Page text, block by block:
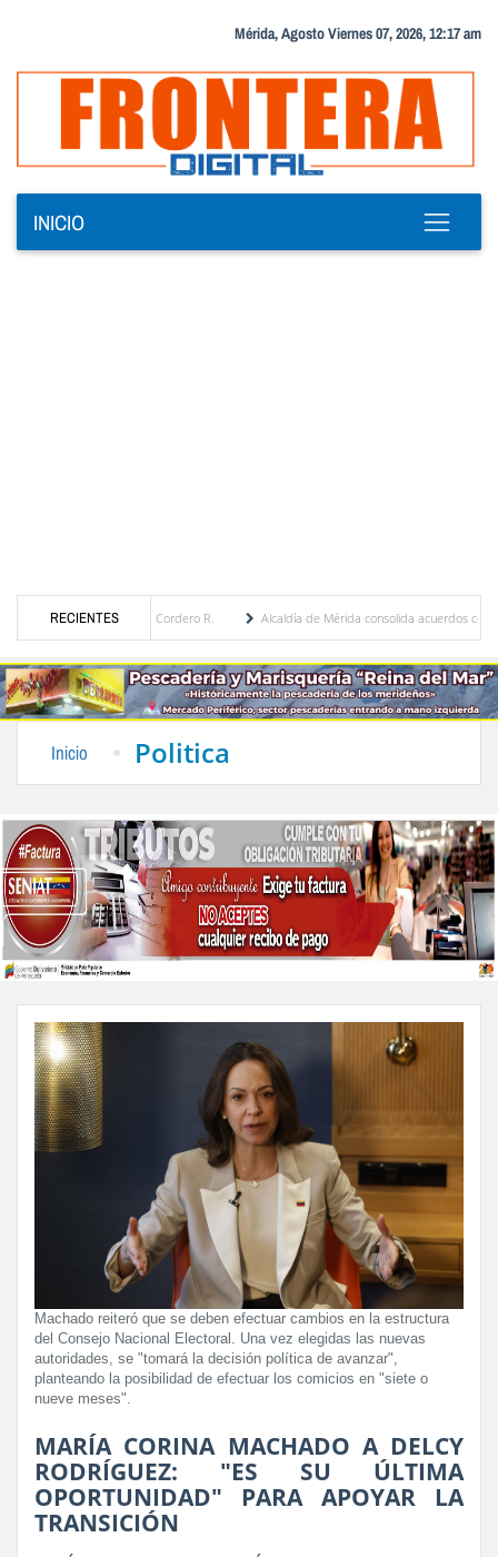
Mérida, Agosto Viernes 07, 2026, 12:17 am
INICIO
RECIENTES
Febres Cordero R.
Alcaldía de Mérida consolida acuerdos con
Inicio Politica
Machado reiteró que se deben efectuar cambios en la estructura
del Consejo Nacional Electoral. Una vez elegidas las nuevas
autoridades, se "tomará la decisión política de avanzar",
planteando la posibilidad de efectuar los comicios en "siete o
nueve meses".
MARÍA CORINA MACHADO A DELCY
RODRÍGUEZ: "ES SU ÚLTIMA
OPORTUNIDAD" PARA APOYAR LA
TRANSICIÓN